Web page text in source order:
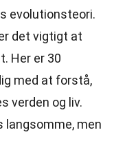
evolutionsteori.
det vigtigt at
Her er 30
med at forstå,
verden og liv.
langsomme, men